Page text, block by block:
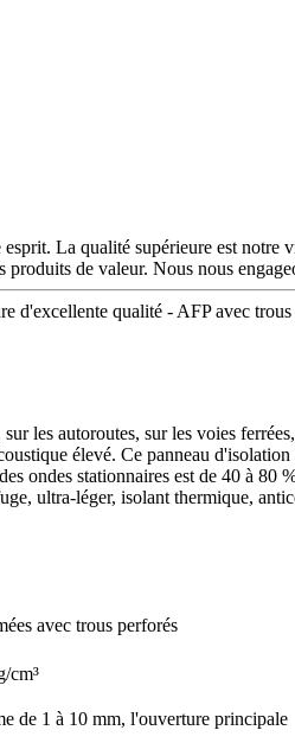
La qualité supérieure est notre
produits de valeur. Nous nous
d'excellente qualité - AFP avec
les autoroutes, sur les voies
élevé. Ce panneau
ondes stationnaires est de 40 à
ultra-léger, isolant thermique,
avec trous perforés
cm³
de 1 à 10 mm, l'ouverture principale